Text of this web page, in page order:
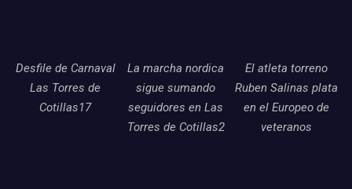
Desfile de Carnaval
Las Torres de
Cotillas17
La marcha nordica
sigue sumando
seguidores en Las
Torres de Cotillas2
El atleta torreno
Ruben Salinas plata
en el Europeo de
veteranos